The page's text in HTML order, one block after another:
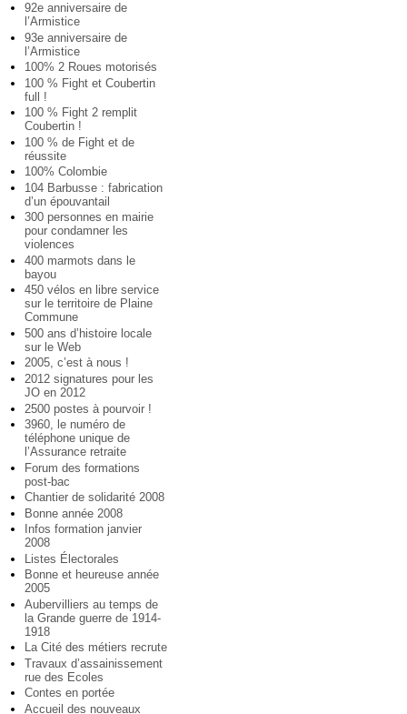
92e anniversaire de
l’Armistice
93e anniversaire de
l’Armistice
100% 2 Roues motorisés
100 % Fight et Coubertin
full !
100 % Fight 2 remplit
Coubertin !
100 % de Fight et de
réussite
100% Colombie
104 Barbusse : fabrication
d’un épouvantail
300 personnes en mairie
pour condamner les
violences
400 marmots dans le
bayou
450 vélos en libre service
sur le territoire de Plaine
Commune
500 ans d’histoire locale
sur le Web
2005, c’est à nous !
2012 signatures pour les
JO en 2012
2500 postes à pourvoir !
3960, le numéro de
téléphone unique de
l’Assurance retraite
Forum des formations
post-bac
Chantier de solidarité 2008
Bonne année 2008
Infos formation janvier
2008
Listes Électorales
Bonne et heureuse année
2005
Aubervilliers au temps de
la Grande guerre de 1914-
1918
La Cité des métiers recrute
Travaux d’assainissement
rue des Ecoles
Contes en portée
Accueil des nouveaux